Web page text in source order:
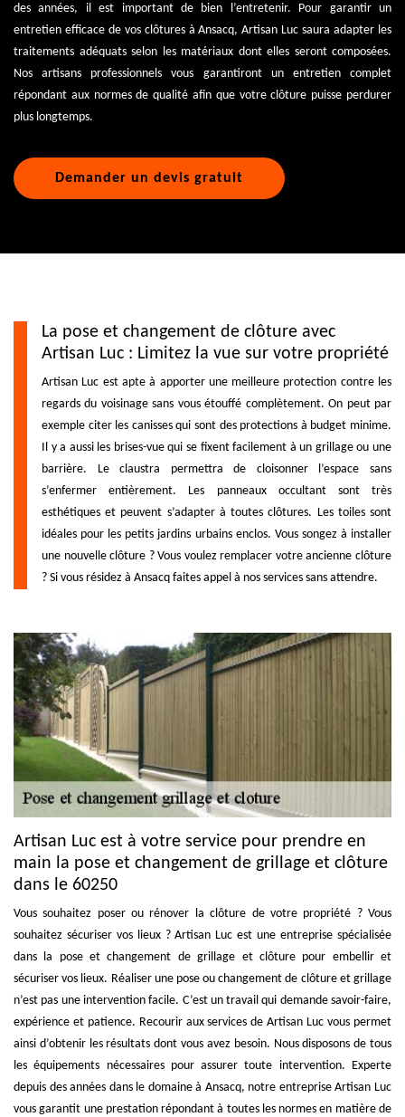
des années, il est important de bien l’entretenir. Pour garantir un
entretien efficace de vos clôtures à Ansacq, Artisan Luc saura adapter les
traitements adéquats selon les matériaux dont elles seront composées.
Nos artisans professionnels vous garantiront un entretien complet
répondant aux normes de qualité afin que votre clôture puisse perdurer
plus longtemps.
Demander un devis gratuit
La pose et changement de clôture avec
Artisan Luc : Limitez la vue sur votre propriété
Artisan Luc est apte à apporter une meilleure protection contre les
regards du voisinage sans vous étouffé complètement. On peut par
exemple citer les canisses qui sont des protections à budget minime.
Il y a aussi les brises-vue qui se fixent facilement à un grillage ou une
barrière. Le claustra permettra de cloisonner l’espace sans
s’enfermer entièrement. Les panneaux occultant sont très
esthétiques et peuvent s’adapter à toutes clôtures. Les toiles sont
idéales pour les petits jardins urbains enclos. Vous songez à installer
une nouvelle clôture ? Vous voulez remplacer votre ancienne clôture
? Si vous résidez à Ansacq faites appel à nos services sans attendre.
Artisan Luc est à votre service pour prendre en
main la pose et changement de grillage et clôture
dans le 60250
Vous souhaitez poser ou rénover la clôture de votre propriété ? Vous
souhaitez sécuriser vos lieux ? Artisan Luc est une entreprise spécialisée
dans la pose et changement de grillage et clôture pour embellir et
sécuriser vos lieux. Réaliser une pose ou changement de clôture et grillage
n’est pas une intervention facile. C’est un travail qui demande savoir-faire,
expérience et patience. Recourir aux services de Artisan Luc vous permet
ainsi d’obtenir les résultats dont vous avez besoin. Nous disposons de tous
les équipements nécessaires pour assurer toute intervention. Experte
depuis des années dans le domaine à Ansacq, notre entreprise Artisan Luc
vous garantit une prestation répondant à toutes les normes en matière de